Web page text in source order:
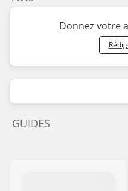
Donnez votre
GUIDES